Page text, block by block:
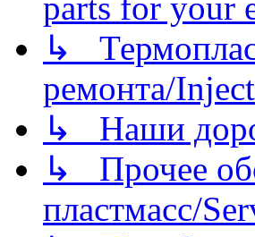
parts for your
↳
ремонта/
↳ Наши
↳ Прочее
пластмасс/